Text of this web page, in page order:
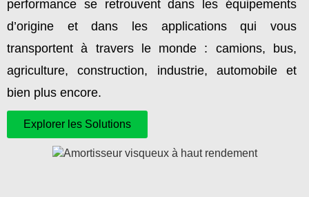
performance se retrouvent dans les équipements
d’origine et dans les applications qui vous
transportent à travers le monde : camions, bus,
agriculture, construction, industrie, automobile et
bien plus encore.
Explorer les Solutions